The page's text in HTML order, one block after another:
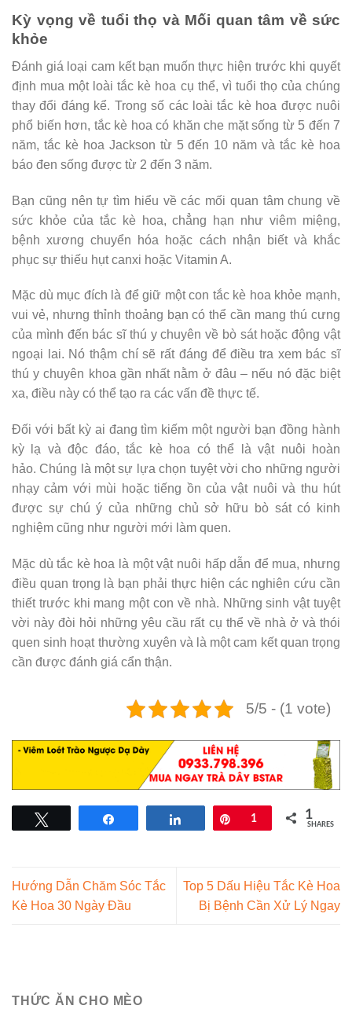
Kỳ vọng về tuổi thọ và Mối quan tâm về sức
khỏe
Đánh giá loại cam kết bạn muốn thực hiện trước khi quyết
định mua một loài tắc kè hoa cụ thể, vì tuổi thọ của chúng
thay đổi đáng kể. Trong số các loài tắc kè hoa được nuôi
phổ biến hơn, tắc kè hoa có khăn che mặt sống từ 5 đến 7
năm, tắc kè hoa Jackson từ 5 đến 10 năm và tắc kè hoa
báo đen sống được từ 2 đến 3 năm.
Bạn cũng nên tự tìm hiểu về các mối quan tâm chung về
sức khỏe của tắc kè hoa, chẳng hạn như viêm miệng,
bệnh xương chuyển hóa hoặc cách nhận biết và khắc
phục sự thiếu hụt canxi hoặc Vitamin A.
Mặc dù mục đích là để giữ một con tắc kè hoa khỏe mạnh,
vui vẻ, nhưng thỉnh thoảng bạn có thể cần mang thú cưng
của mình đến bác sĩ thú y chuyên về bò sát hoặc động vật
ngoại lai. Nó thậm chí sẽ rất đáng để điều tra xem bác sĩ
thú y chuyên khoa gần nhất nằm ở đâu – nếu nó đặc biệt
xa, điều này có thể tạo ra các vấn đề thực tế.
Đối với bất kỳ ai đang tìm kiếm một người bạn đồng hành
kỳ lạ và độc đáo, tắc kè hoa có thể là vật nuôi hoàn
hảo. Chúng là một sự lựa chọn tuyệt vời cho những người
nhạy cảm với mùi hoặc tiếng ồn của vật nuôi và thu hút
được sự chú ý của những chủ sở hữu bò sát có kinh
nghiệm cũng như người mới làm quen.
Mặc dù tắc kè hoa là một vật nuôi hấp dẫn để mua, nhưng
điều quan trọng là bạn phải thực hiện các nghiên cứu cần
thiết trước khi mang một con về nhà. Những sinh vật tuyệt
vời này đòi hỏi những yêu cầu rất cụ thể về nhà ở và thói
quen sinh hoạt thường xuyên và là một cam kết quan trọng
cần được đánh giá cẩn thận.
5/5 - (1 vote)
Pin
1 1
SHARES
Hướng Dẫn Chăm Sóc Tắc
Kè Hoa 30 Ngày Đầu
Top 5 Dấu Hiệu Tắc Kè Hoa
Bị Bệnh Cần Xử Lý Ngay
THỨC ĂN CHO MÈO